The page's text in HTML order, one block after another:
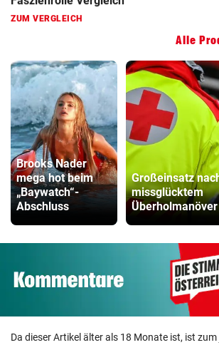
ZUM VERGLEICH
Alle
Brooks Nader
mega hot beim
„Baywatch“-
Abschluss
Großeinsatz
missglücktem
Überholmanöver
Da dieser Artikel älter als 18 Monate ist, ist